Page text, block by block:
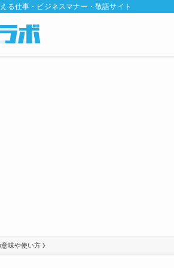
る仕事・ビジネスマナー・敬語サイト
味や使い方